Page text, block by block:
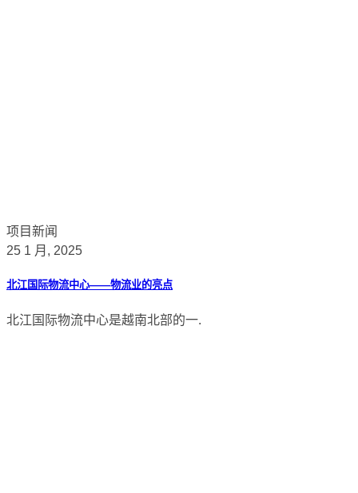
项目新闻
25 1 月, 2025
北江国际物流中心——物流业的亮点
北江国际物流中心是越南北部的一.